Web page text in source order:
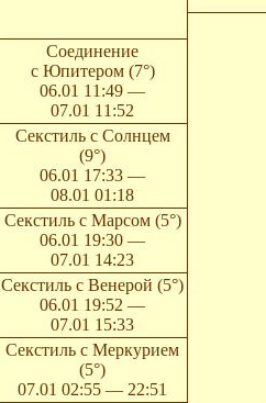
Соединение
с Юпитером (7°)
06.01 11:49 —
07.01 11:52
Секстиль с Солнцем
(9°)
06.01 17:33 —
08.01 01:18
Секстиль с Марсом (5°)
06.01 19:30 —
07.01 14:23
Секстиль с Венерой (5°)
06.01 19:52 —
07.01 15:33
Секстиль с Меркурием
(5°)
07.01 02:55 — 22:51